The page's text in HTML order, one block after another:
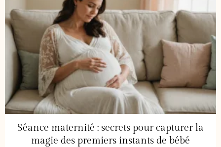
Séance maternité : secrets pour capturer la
magie des premiers instants de bébé